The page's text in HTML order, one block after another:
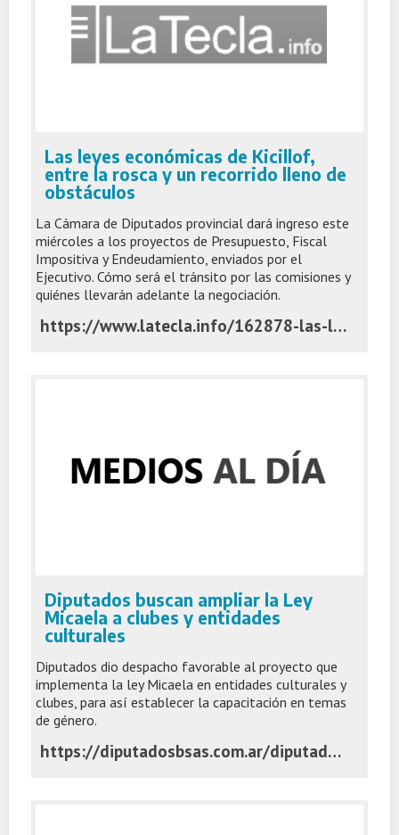
Las leyes económicas de Kicillof,
entre la rosca y un recorrido lleno de
obstáculos
La Cámara de Diputados provincial dará ingreso este
miércoles a los proyectos de Presupuesto, Fiscal
Impositiva y Endeudamiento, enviados por el
Ejecutivo. Cómo será el tránsito por las comisiones y
quiénes llevarán adelante la negociación.
https://www.latecla.info/162878-las-leyes-economicas-de-kicillof-entre-la-rosca-y-un-recorrido-lleno-de-obstaculos
Diputados buscan ampliar la Ley
Micaela a clubes y entidades
culturales
Diputados dio despacho favorable al proyecto que
implementa la ley Micaela en entidades culturales y
clubes, para así establecer la capacitación en temas
de género.
https://diputadosbsas.com.ar/diputados-avanza-ley-micaela-clubes-cultura/